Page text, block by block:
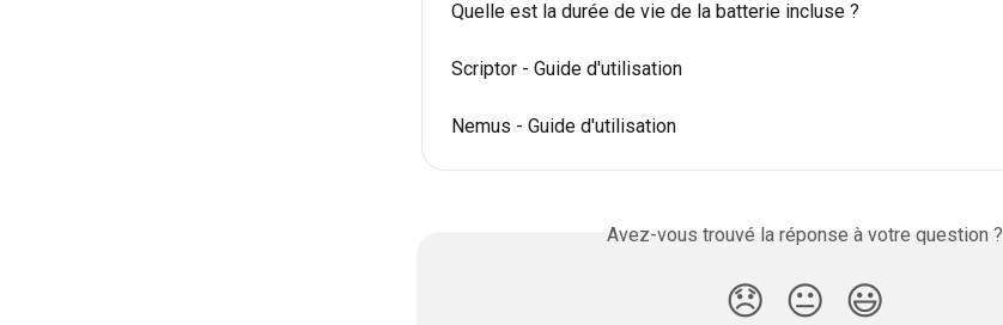
Quelle est la durée de vie de la batterie incluse ?
Scriptor - Guide d'utilisation
Nemus - Guide d'utilisation
Avez-vous trouvé la réponse à votre question ?
😞 😐 😃